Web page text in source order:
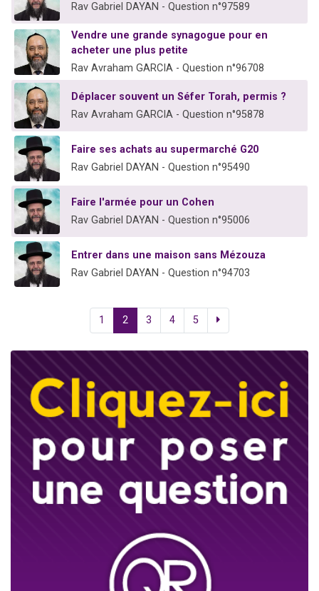
Rav Gabriel DAYAN - Question n°97589
Vendre une grande synagogue pour en
acheter une plus petite
Rav Avraham GARCIA - Question n°96708
Déplacer souvent un Séfer Torah, permis ?
Rav Avraham GARCIA - Question n°95878
Faire ses achats au supermarché G20
Rav Gabriel DAYAN - Question n°95490
Faire l'armée pour un Cohen
Rav Gabriel DAYAN - Question n°95006
Entrer dans une maison sans Mézouza
Rav Gabriel DAYAN - Question n°94703
1 2 3 4 5